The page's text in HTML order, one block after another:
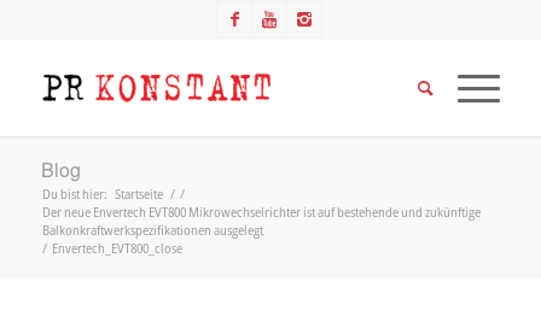
Blog
Du bist hier: Startseite / /
Der neue Envertech EVT800 Mikrowechselrichter ist auf bestehende und zukünftige
Balkonkraftwerkspezifikationen ausgelegt
/ Envertech_EVT800_close